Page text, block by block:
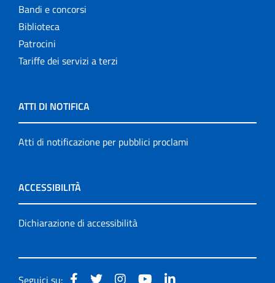
Bandi e concorsi
Biblioteca
Patrocini
Tariffe dei servizi a terzi
ATTI DI NOTIFICA
Atti di notificazione per pubblici proclami
ACCESSIBILITÀ
Dichiarazione di accessibilità
Seguici su: